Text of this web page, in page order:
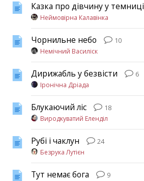
Казка про дівчину у темниці
Неймовірна Калавінка
Чорнильне небо
10
Немічний Василіск
Дирижабль у безвісти
6
Іронічна Дріада
Блукаючий ліс
18
Виродкуватий Еленділ
Рубі і чаклун
24
Безрука Лутієн
Тут немає бога
9